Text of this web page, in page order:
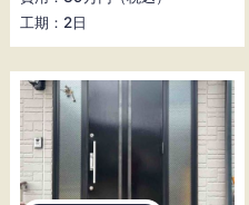
工期：2日